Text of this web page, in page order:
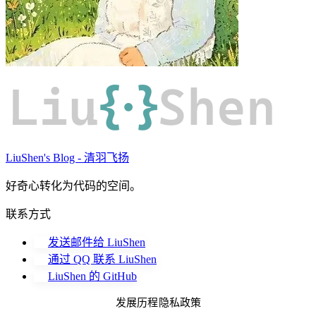
Liu{·}Shen
LiuShen's Blog - 清羽飞扬
好奇心转化为代码的空间。
联系方式
发送邮件给 LiuShen
通过 QQ 联系 LiuShen
LiuShen 的 GitHub
发展历程 隐私政策